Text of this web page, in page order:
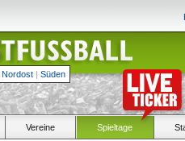
Nordost | Süden
Vereine Spieltage